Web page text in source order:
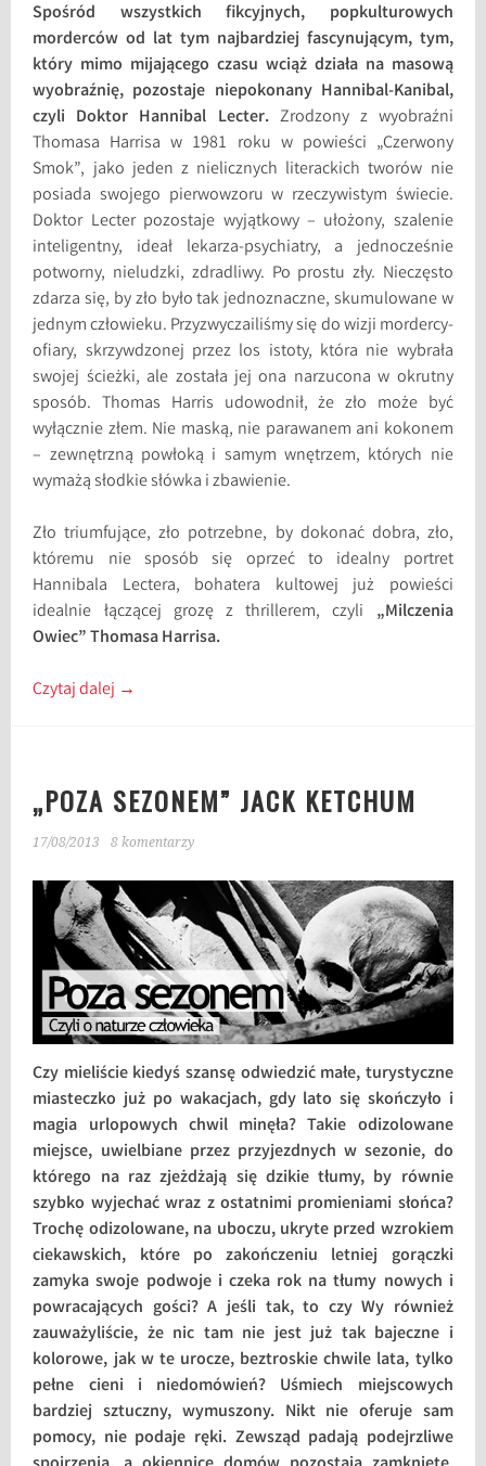
Spośród wszystkich fikcyjnych, popkulturowych
morderców od lat tym najbardziej fascynującym, tym,
który mimo mijającego czasu wciąż działa na masową
wyobraźnię, pozostaje niepokonany Hannibal-Kanibal,
czyli Doktor Hannibal Lecter.Zrodzony z wyobraźni
Thomasa Harrisa w 1981 roku w powieści „Czerwony
Smok”, jako jeden z nielicznych literackich tworów nie
posiada swojego pierwowzoru w rzeczywistym świecie.
Doktor Lecter pozostaje wyjątkowy – ułożony, szalenie
inteligentny, ideał lekarza-psychiatry, a jednocześnie
potworny, nieludzki, zdradliwy. Po prostu zły. Nieczęsto
zdarza się, by zło było tak jednoznaczne, skumulowane w
jednym człowieku. Przyzwyczailiśmy się do wizji mordercy-
ofiary, skrzywdzonej przez los istoty, która nie wybrała
swojej ścieżki, ale została jej ona narzucona w okrutny
sposób. Thomas Harris udowodnił, że zło może być
wyłącznie złem. Nie maską, nie parawanem ani kokonem
– zewnętrzną powłoką i samym wnętrzem, których nie
wymażą słodkie słówka i zbawienie.
Zło triumfujące, zło potrzebne, by dokonać dobra, zło,
któremu nie sposób się oprzeć to idealny portret
Hannibala Lectera, bohatera kultowej już powieści
idealnie łączącej grozę z thrillerem, czyli „Milczenia
Owiec” Thomasa Harrisa.
Czytaj dalej →
„POZA SEZONEM” JACK KETCHUM
17/08/2013 8 komentarzy
Czy mieliście kiedyś szansę odwiedzić małe, turystyczne
miasteczko już po wakacjach, gdy lato się skończyło i
magia urlopowych chwil minęła? Takie odizolowane
miejsce, uwielbiane przez przyjezdnych w sezonie, do
którego na raz zjeżdżają się dzikie tłumy, by równie
szybko wyjechać wraz z ostatnimi promieniami słońca?
Trochę odizolowane, na uboczu, ukryte przed wzrokiem
ciekawskich, które po zakończeniu letniej gorączki
zamyka swoje podwoje i czeka rok na tłumy nowych i
powracających gości? A jeśli tak, to czy Wy również
zauważyliście, że nic tam nie jest już tak bajeczne i
kolorowe, jak w te urocze, beztroskie chwile lata, tylko
pełne cieni i niedomówień? Uśmiech miejscowych
bardziej sztuczny, wymuszony. Nikt nie oferuje sam
pomocy, nie podaje ręki. Zewsząd padają podejrzliwe